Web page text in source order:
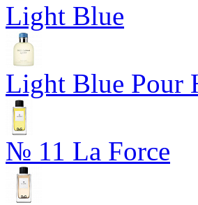
Light Blue
Light Blue Pour
№ 11 La Force